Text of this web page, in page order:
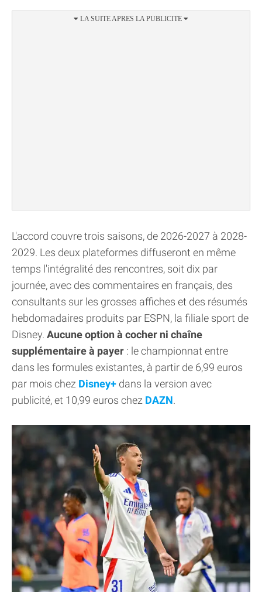
L'accord couvre trois saisons, de 2026-2027 à 2028-
2029. Les deux plateformes diffuseront en même
temps l'intégralité des rencontres, soit dix par
journée, avec des commentaires en français, des
consultants sur les grosses affiches et des résumés
hebdomadaires produits par ESPN, la filiale sport de
Disney. Aucune option à cocher ni chaîne
supplémentaire à payer : le championnat entre
dans les formules existantes, à partir de 6,99 euros
par mois chez Disney+ dans la version avec
publicité, et 10,99 euros chez DAZN.